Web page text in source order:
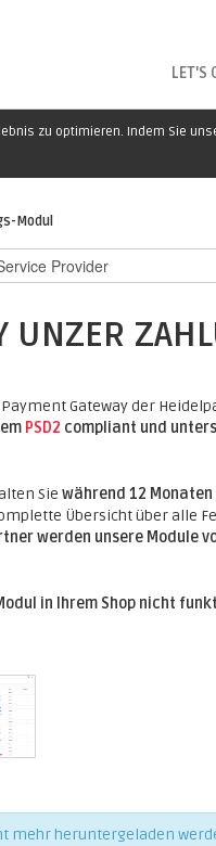
LET'S
zu optimieren. Indem Sie
Modul
UNZER
Gateway der
PSD2 compliant und
Sie während 12 Monaten
Übersicht über alle
werden unsere Module
in Ihrem Shop nicht
mehr heruntergeladen